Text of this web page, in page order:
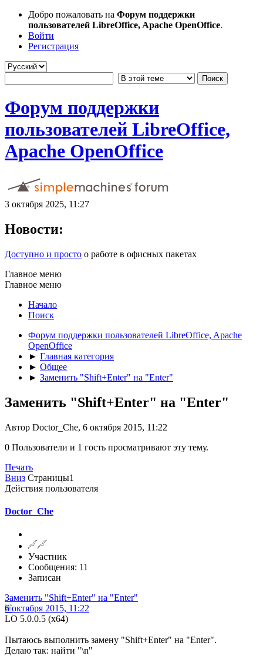
Добро пожаловать на Форум поддержки
пользователей LibreOffice, Apache OpenOffice.
Войти
Регистрация
Форум поддержки
пользователей LibreOffice,
Apache OpenOffice
3 октября 2025, 11:27
Новости:
Доступно и просто о работе в офисных пакетах
Главное меню
Главное меню
Начало
Поиск
Форум поддержки пользователей LibreOffice, Apache
OpenOffice
► Главная категория
► Общее
► Заменить "Shift+Enter" на "Enter"
Заменить "Shift+Enter" на "Enter"
Автор Doctor_Che, 6 октября 2015, 11:22
0 Пользователи и 1 гость просматривают эту тему.
Печать
Вниз Страницы1
Действия пользователя
Doctor_Che
Участник
Сообщения: 11
Записан
Заменить "Shift+Enter" на "Enter"
6 октября 2015, 11:22
LO 5.0.0.5 (x64)
Пытаюсь выполнить замену "Shift+Enter" на "Enter".
Делаю так: найти "\n"